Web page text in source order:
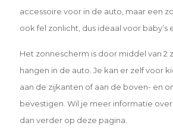
accessoire voor in de auto, maar een
ook fel zonlicht, dus ideaal voor baby’s
Het zonnescherm is door middel van 2
hangen in de auto. Je kan er zelf voor
aan de zijkanten of aan de boven- en
bevestigen. Wil je meer informatie
dan verder op deze pagina.